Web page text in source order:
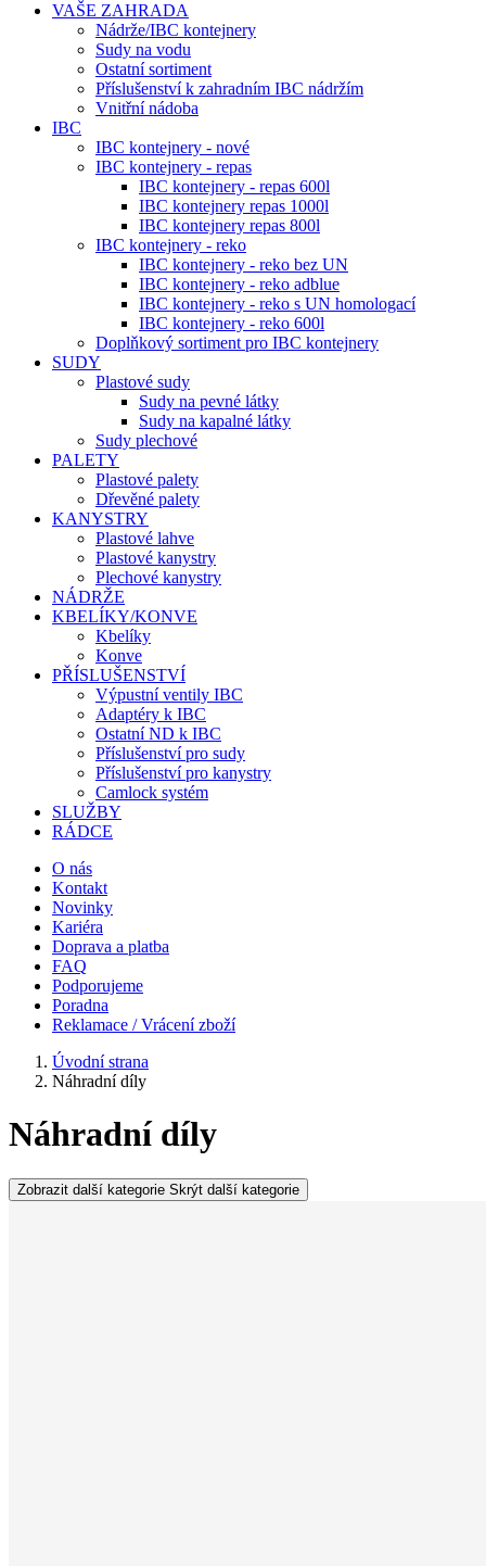
VAŠE ZAHRADA
Nádrže/IBC kontejnery
Sudy na vodu
Ostatní sortiment
Příslušenství k zahradním IBC nádržím
Vnitřní nádoba
IBC
IBC kontejnery - nové
IBC kontejnery - repas
IBC kontejnery - repas 600l
IBC kontejnery repas 1000l
IBC kontejnery repas 800l
IBC kontejnery - reko
IBC kontejnery - reko bez UN
IBC kontejnery - reko adblue
IBC kontejnery - reko s UN homologací
IBC kontejnery - reko 600l
Doplňkový sortiment pro IBC kontejnery
SUDY
Plastové sudy
Sudy na pevné látky
Sudy na kapalné látky
Sudy plechové
PALETY
Plastové palety
Dřevěné palety
KANYSTRY
Plastové lahve
Plastové kanystry
Plechové kanystry
NÁDRŽE
KBELÍKY/KONVE
Kbelíky
Konve
PŘÍSLUŠENSTVÍ
Výpustní ventily IBC
Adaptéry k IBC
Ostatní ND k IBC
Příslušenství pro sudy
Příslušenství pro kanystry
Camlock systém
SLUŽBY
RÁDCE
O nás
Kontakt
Novinky
Kariéra
Doprava a platba
FAQ
Podporujeme
Poradna
Reklamace / Vrácení zboží
Úvodní strana
Náhradní díly
Náhradní díly
Zobrazit další kategorie Skrýt další kategorie